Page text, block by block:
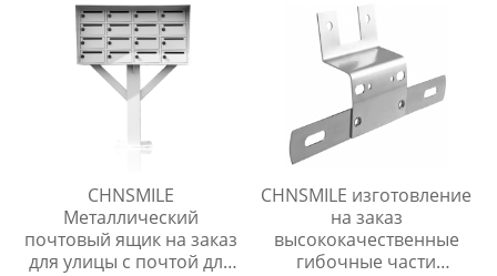
CHNSMILE
Металлический
почтовый ящик на заказ
для улицы с почтой для
CHNSMILE изготовление
на заказ
высококачественные
гибочные части